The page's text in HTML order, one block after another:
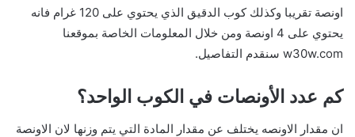
اونصة تقريبا وكذلك كوب الدقيق الذي يحتوي على 120 غرام فانه
يحتوي على 4 اونصة ومن خلال المعلومات الخاصة بموقعنا
w30w.com سنقدم التفاصيل.
كم عدد الأونصات في الكوب الواحد؟
ان مقدار الاونصه يختلف عن مقدار المادة التي يتم وزنها لان الاونصة